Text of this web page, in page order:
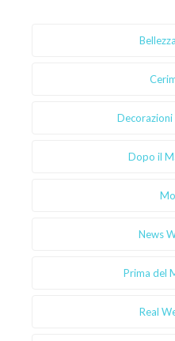
Dopo il
News
Prima del
Real